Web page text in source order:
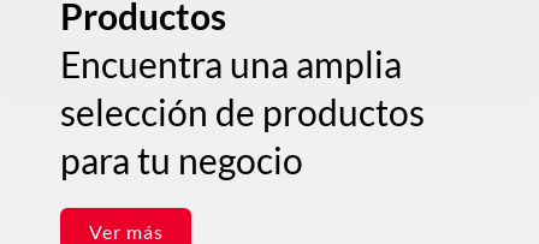
Productos
Encuentra una amplia
selección de productos
para tu negocio
Ver más